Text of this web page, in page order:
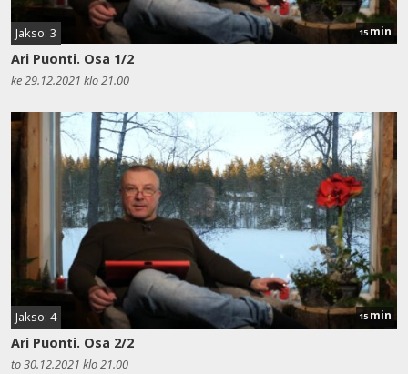
Jakso: 3 15 min
Ari Puonti. Osa 1/2
ke 29.12.2021 klo 21.00
Jakso: 4 15 min
Ari Puonti. Osa 2/2
to 30.12.2021 klo 21.00